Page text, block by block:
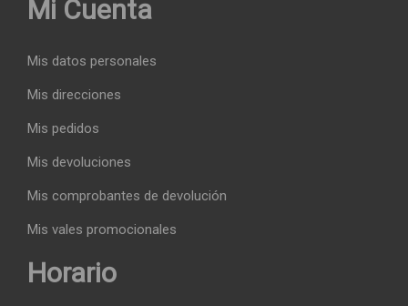
Mi Cuenta
Mis datos personales
Mis direcciones
Mis pedidos
Mis devoluciones
Mis comprobantes de devolución
Mis vales promocionales
Horario